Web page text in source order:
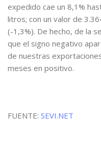
expedido cae un 8,1%
litros; con un valor de
(-1,3%). De hecho, de la
que el signo negativo
de nuestras
meses en positivo.
FUENTE: SEVI.NET